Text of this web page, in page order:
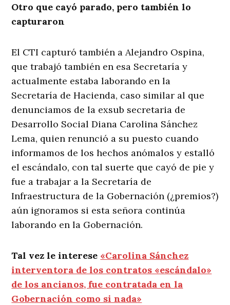
Otro que cayó parado, pero también lo
capturaron
El CTI capturó también a Alejandro Ospina,
que trabajó también en esa Secretaría y
actualmente estaba laborando en la
Secretaría de Hacienda, caso similar al que
denunciamos de la exsub secretaria de
Desarrollo Social Diana Carolina Sánchez
Lema, quien renunció a su puesto cuando
informamos de los hechos anómalos y estalló
el escándalo, con tal suerte que cayó de pie y
fue a trabajar a la Secretaría de
Infraestructura de la Gobernación (¿premios?)
aún ignoramos si esta señora continúa
laborando en la Gobernación.
Tal vez le interese «Carolina Sánchez
interventora de los contratos «escándalo»
de los ancianos, fue contratada en la
Gobernación como si nada»